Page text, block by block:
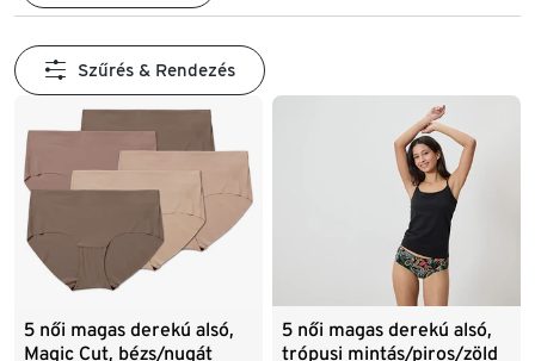
Szűrés & Rendezés
5 női magas derekú alsó,
Magic Cut, bézs/nugát
5 női magas derekú alsó,
trópusi mintás/piros/zöld